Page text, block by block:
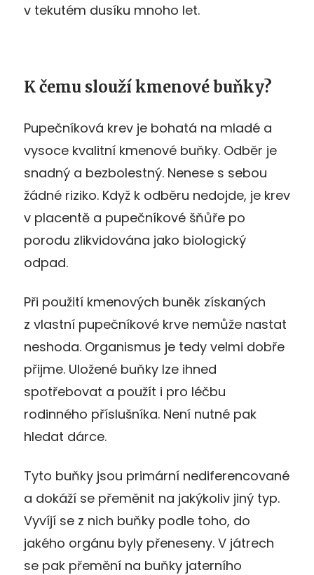
v tekutém dusíku mnoho let.
K čemu slouží kmenové buňky?
Pupečníková krev je bohatá na mladé a
vysoce kvalitní kmenové buňky. Odběr je
snadný a bezbolestný. Nenese s sebou
žádné riziko. Když k odběru nedojde, je krev
v placentě a pupečníkové šňůře po
porodu zlikvidována jako biologický
odpad.
Při použití kmenových buněk získaných
z vlastní pupečníkové krve nemůže nastat
neshoda. Organismus je tedy velmi dobře
přijme. Uložené buňky lze ihned
spotřebovat a použít i pro léčbu
rodinného příslušníka. Není nutné pak
hledat dárce.
Tyto buňky jsou primární nediferencované
a dokáží se přeměnit na jakýkoliv jiný typ.
Vyvíjí se z nich buňky podle toho, do
jakého orgánu byly přeneseny. V játrech
se pak přemění na buňky jaterního